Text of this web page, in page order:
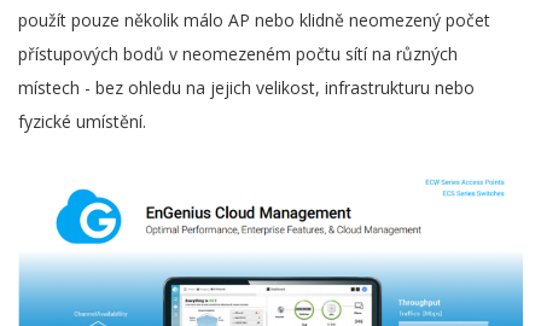
použít pouze několik málo AP nebo klidně neomezený počet
přístupových bodů v neomezeném počtu sítí na různých
místech - bez ohledu na jejich velikost, infrastrukturu nebo
fyzické umístění.